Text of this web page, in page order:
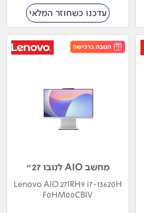
עדכנו כשחוזר המלאי
מחשב AIO לנובו 27"
Lenovo AIO 27IRH9 i7-13620H
F0HM00CBIV